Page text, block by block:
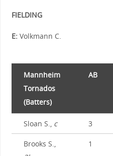
FIELDING
E:Volkmann C.
Mannheim
Tornados
(Batters)
AB
Sloan S., c 3
Brooks S.,
1